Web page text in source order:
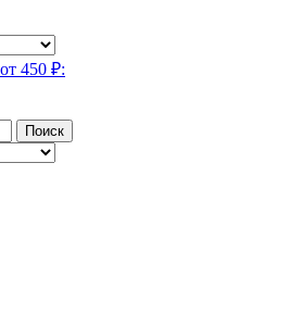
Поиск